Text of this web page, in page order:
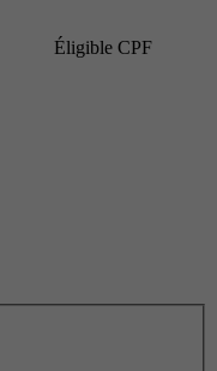
Éligible CPF